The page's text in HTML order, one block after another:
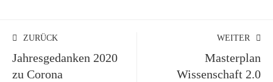
ZURÜCK
Jahresgedanken 2020
zu Corona
WEITER
Masterplan
Wissenschaft 2.0